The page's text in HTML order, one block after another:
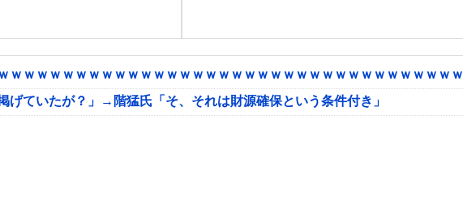
ｗｗｗｗｗｗｗｗｗｗｗｗｗｗｗｗｗｗｗｗｗｗｗｗｗｗｗｗｗｗｗｗｗｗ
ていたが？」→階猛氏「そ、それは財源確保という条件付き」